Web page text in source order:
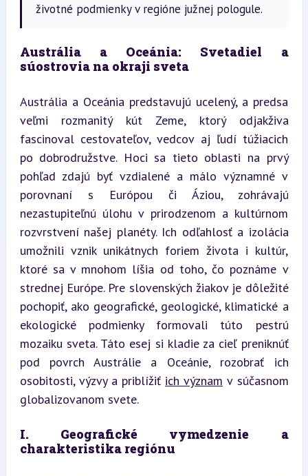
životné podmienky v regióne južnej pologule.
Austrália a Oceánia: Svetadiel a
súostrovia na okraji sveta
Austrália a Oceánia predstavujú ucelený, a predsa
veľmi rozmanitý kút Zeme, ktorý odjakživa
fascinoval cestovateľov, vedcov aj ľudí túžiacich
po dobrodružstve. Hoci sa tieto oblasti na prvý
pohľad zdajú byť vzdialené a málo významné v
porovnaní s Európou či Áziou, zohrávajú
nezastupiteľnú úlohu v prirodzenom a kultúrnom
rozvrstvení našej planéty. Ich odľahlosť a izolácia
umožnili vznik unikátnych foriem života i kultúr,
ktoré sa v mnohom líšia od toho, čo poznáme v
strednej Európe. Pre slovenských žiakov je dôležité
pochopiť, ako geografické, geologické, klimatické a
ekologické podmienky formovali túto pestrú
mozaiku sveta. Táto esej si kladie za cieľ preniknúť
pod povrch Austrálie a Oceánie, rozobrať ich
osobitosti, výzvy a priblížiť ich význam v súčasnom
globalizovanom svete.
I. Geografické vymedzenie a
charakteristika regiónu